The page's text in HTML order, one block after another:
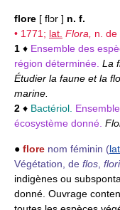
flore [ flɔr ] n. f.
• 1771; lat. Flora, n. de
1 ♦ Ensemble des
région déterminée. La
Étudier la faune et la
marine.
2 ♦ Bactériol.
écosystème donné.
● flore nom féminin (
Végétation, de flos
indigènes ou
donné. Ouvrage